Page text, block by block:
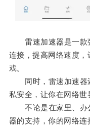
雷速加速器是一款
连接，提高网络速度
戏。
同时，雷速加速器
私安全，让你在网络世
不论是在家里、办
器的支持，你的网络连